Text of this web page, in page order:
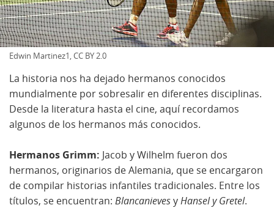
Edwin Martinez1, CC BY 2.0
La historia nos ha dejado hermanos conocidos
mundialmente por sobresalir en diferentes disciplinas.
Desde la literatura hasta el cine, aquí recordamos
algunos de los hermanos más conocidos.
Hermanos Grimm: Jacob y Wilhelm fueron dos
hermanos, originarios de Alemania, que se encargaron
de compilar historias infantiles tradicionales. Entre los
títulos, se encuentran: BlancanievesyHansel y Gretel.